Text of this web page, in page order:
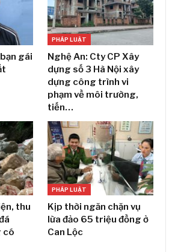
gái
PHÁP LUẬT
Nghệ An: Cty CP Xây
dựng số 3 Hà Nội xây
dựng công trình vi
phạm về môi trường,
tiến…
thu
có
PHÁP LUẬT
Kịp thời ngăn chặn vụ
lừa đảo 65 triệu đồng ở
Can Lộc